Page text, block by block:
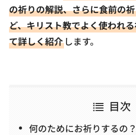
の祈りの解説、さらに食前の
ど、キリスト教でよく使われ
て詳しく紹介します。
目次
何のためにお祈りするの？